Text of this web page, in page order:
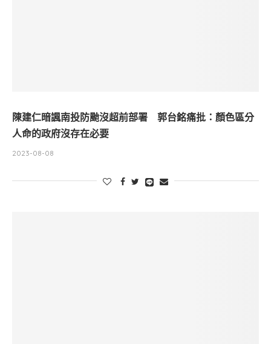
陳建仁暗諷南投防颱沒超前部署 郭台銘痛批：顏色區分
人命的政府沒存在必要
2023-08-08